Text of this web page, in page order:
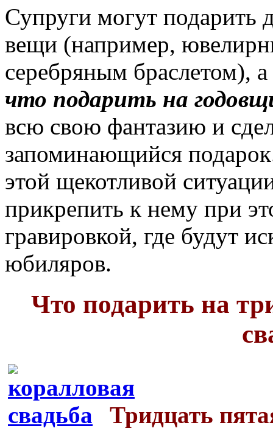
Супруги могут подарить
вещи (например,
серебряным браслетом),
что подарить на
всю свою фантазию и
запоминающийся
этой щекотливой
прикрепить к нему при
гравировкой, где будут
юбиляров.
Что подарить на
Тридцать